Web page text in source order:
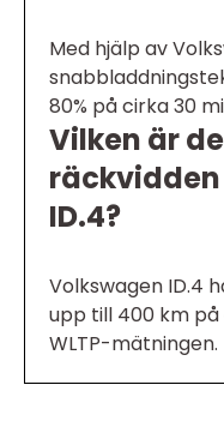
Med hjälp av
80% på cirka 30
Vilken är
ID.4?
Volkswagen ID.4
upp till 400 km
WLTP-mätningen.